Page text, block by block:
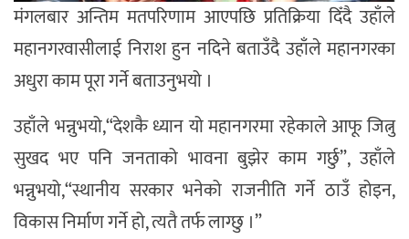
मंगलबार अन्तिम मतपरिणाम आएपछि प्रतिक्रिया दिँदै उहाँले
महानगरवासीलाई निराश हुन नदिने बताउँदै उहाँले महानगरका
अधुरा काम पूरा गर्ने बताउनुभयो ।
उहाँले भन्नुभयो,“देशकै ध्यान यो महानगरमा रहेकाले आफू जित्नु
सुखद भए पनि जनताको भावना बुझेर काम गर्छु”, उहाँले
भन्नुभयो,“स्थानीय सरकार भनेको राजनीति गर्ने ठाउँ होइन,
विकास निर्माण गर्ने हो, त्यतै तर्फ लाग्छु ।”